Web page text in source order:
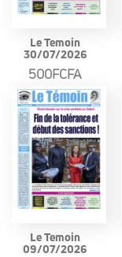
Le Temoin
30/07/2026
500FCFA
Le Temoin
09/07/2026